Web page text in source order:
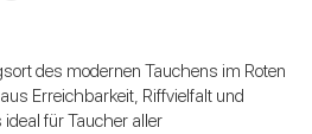
des modernen Tauchens im Roten
Erreichbarkeit, Riffvielfalt und
für Taucher aller